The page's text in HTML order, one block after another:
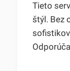
Tieto
štýl. Bez